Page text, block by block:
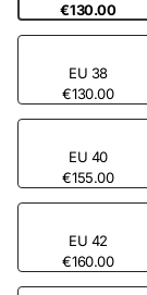
€130.00
€130.00
EU 38
€155.00
EU 40
€160.00
EU 42